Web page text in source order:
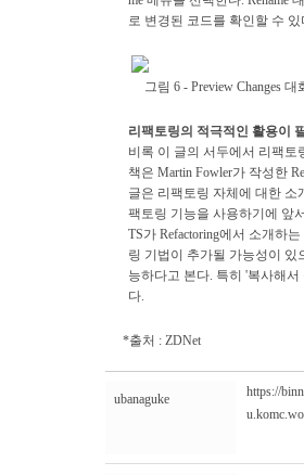
로 변경된 코드를 확인할 수 있
그림 6 - Preview Changes 대
리팩토링의 적극적인 활용이
비록 이 글의 서두에서 리팩
책은 Martin Fowler가 작성한
글은 리팩토링 자체에 대한
팩토링 기능을 사용하기에 앞
TS가 Refactoring에서 소개하
링 기법이 추가될 가능성이
능하다고 본다. 특히 '복사해
다.
*출처 : ZDNet
ubanaguke
https://